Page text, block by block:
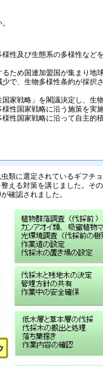
性及び生態系の多様性など
ため国連加盟国が集まり地
で、生物多様性条約が採択さ
家戦略」を閣議決定し、生
性国家戦略に沿う施策を実
性国家戦略に沿って自主的
類に選定されているギフチ
える対策を講じました。そ
確認されました。